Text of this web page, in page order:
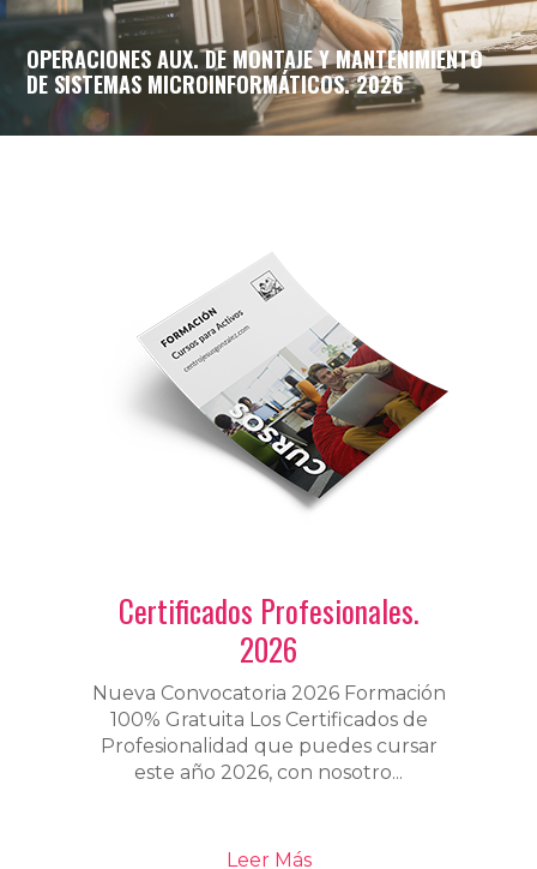
OPERACIONES AUX. DE MONTAJE Y MANTENIMIENTO
DE SISTEMAS MICROINFORMÁTICOS. 2026
Certificados Profesionales.
2026
Nueva Convocatoria 2026 Formación
100% Gratuita Los Certificados de
Profesionalidad que puedes cursar
este año 2026, con nosotro...
Leer Más